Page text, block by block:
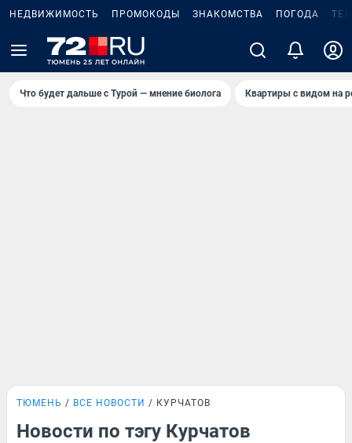
НЕДВИЖИМОСТЬ ПРОМОКОДЫ ЗНАКОМСТВА ПОГОДА
Что будет дальше с Турой — мнение биолога Квартиры с видом на
ТЮМЕНЬ ВСЕ НОВОСТИ КУРЧАТОВ
Новости по тэгу Курчатов